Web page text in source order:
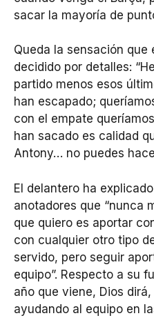
sacar la mayoría de
Queda la sensación que
decidido por detalles:
partido menos esos
han escapado;
con el empate
han sacado es calidad
Antony… no puedes
El delantero ha
anotadores que “nunca
que quiero es aportar
con cualquier otro tipo
servido, pero seguir
equipo”. Respecto a su
año que viene, Dios
ayudando al equipo en